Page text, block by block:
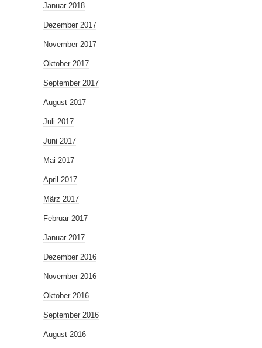
Januar 2018
Dezember 2017
November 2017
Oktober 2017
September 2017
August 2017
Juli 2017
Juni 2017
Mai 2017
April 2017
März 2017
Februar 2017
Januar 2017
Dezember 2016
November 2016
Oktober 2016
September 2016
August 2016